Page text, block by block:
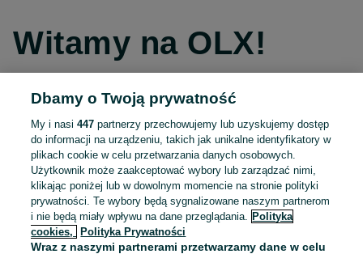
Witamy na OLX!
Kontynuuj przez Facebooka
Kontynuuj przez konto Apple
Kontynuuj przez konto Google
LUB
Dbamy o Twoją prywatność
My i nasi447 partnerzy przechowujemy lub uzyskujemy dostęp
do informacji na urządzeniu, takich jak unikalne identyfikatory w
plikach cookie w celu przetwarzania danych osobowych.
Użytkownik może zaakceptować wybory lub zarządzać nimi,
klikając poniżej lub w dowolnym momencie na stronie polityki
prywatności. Te wybory będą sygnalizowane naszym partnerom
i nie będą miały wpływu na dane przeglądania.
Polityka
cookies,
Polityka Prywatności
Wraz z naszymi partnerami przetwarzamy dane w celu